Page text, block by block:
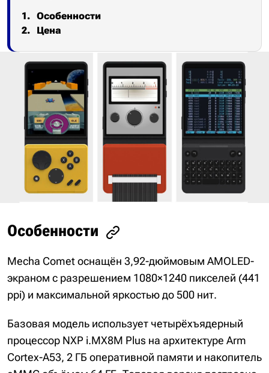
Особенности
Цена
Особенности
Mecha Comet оснащён 3,92-дюймовым AMOLED-
экраном с разрешением 1080×1240 пикселей (441
ppi) и максимальной яркостью до 500 нит.
Базовая модель использует четырёхъядерный
процессор NXP i.MX8M Plus на архитектуре Arm
Cortex-A53, 2 ГБ оперативной памяти и накопитель